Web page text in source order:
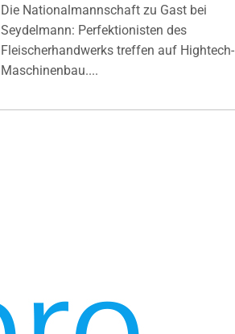
Die Nationalmannschaft zu Gast bei
Seydelmann: Perfektionisten des
Fleischerhandwerks treffen auf Hightech-
Maschinenbau....